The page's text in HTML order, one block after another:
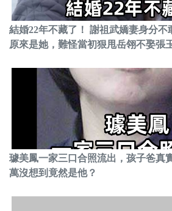
結婚22年不藏了！ 謝祖武嬌妻身分不
原來是她，難怪當初狠甩岳翎不娶張
璩美鳳一家三口合照流出，孩子爸真
萬沒想到竟然是他？